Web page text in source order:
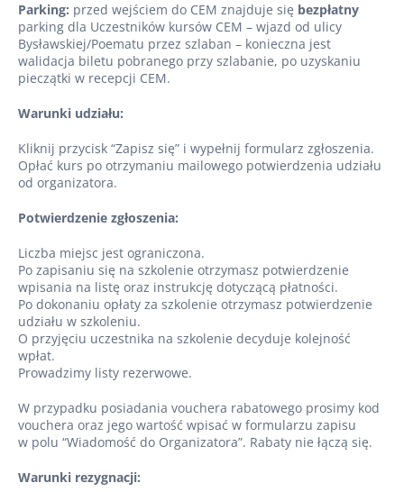
Parking: przed wejściem do CEM znajduje się bezpłatny
parking dla Uczestników kursów CEM – wjazd od ulicy
Bysławskiej/Poematu przez szlaban – konieczna jest
walidacja biletu pobranego przy szlabanie, po uzyskaniu
pieczątki w recepcji CEM.
Warunki udziału:
Kliknij przycisk “Zapisz się” i wypełnij formularz zgłoszenia.
Opłać kurs po otrzymaniu mailowego potwierdzenia udziału
od organizatora.
Potwierdzenie zgłoszenia:
Liczba miejsc jest ograniczona.
Po zapisaniu się na szkolenie otrzymasz potwierdzenie
wpisania na listę oraz instrukcję dotyczącą płatności.
Po dokonaniu opłaty za szkolenie otrzymasz potwierdzenie
udziału w szkoleniu.
O przyjęciu uczestnika na szkolenie decyduje kolejność
wpłat.
Prowadzimy listy rezerwowe.
W przypadku posiadania vouchera rabatowego prosimy kod
vouchera oraz jego wartość wpisać w formularzu zapisu
w polu “Wiadomość do Organizatora”. Rabaty nie łączą się.
Warunki rezygnacji: